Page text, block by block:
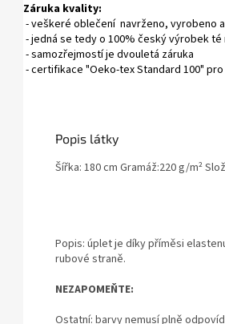
Záruka kvality:
- veškeré oblečení navrženo, vyrobeno
- jedná se tedy o 100% český výrobek
- samozřejmostí je dvouletá záruka
- certifikace "Oeko-tex Standard 100"
Popis látky
Šířka: 180 cm Gramáž:220 g/m²
Popis: úplet je díky příměsi
rubové straně.
NEZAPOMEŇTE:
Ostatní: barvy nemusí plně